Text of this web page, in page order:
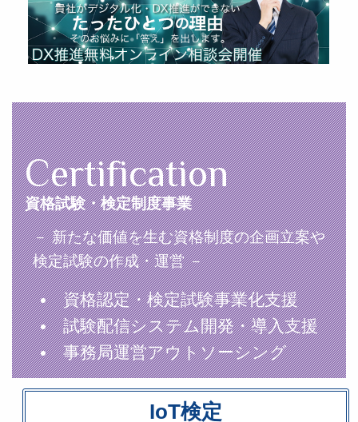
Certification
資格試験・検定制度事業
－ 新たな価値を生む資格制度の企画立案や
検定試験の作成・運営 －
資格認定・検定試験事業化支援
試験配信システム開発・導入支援
事務局運営アウトソーシング
IoT検定